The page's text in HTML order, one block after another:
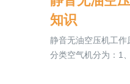
知识
静音无油空压机工作
分类空气机分为：1